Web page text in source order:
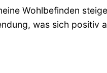
Wohlbefinden
was sich positiv